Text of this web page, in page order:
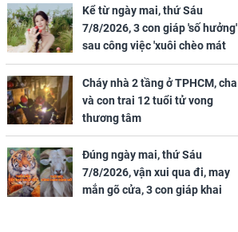
ảm đạm, mọi sự khó thành công
mỹ mãn
Kể từ ngày mai, thứ Sáu
7/8/2026, 3 con giáp 'số hưởng'
sau công việc 'xuôi chèo mát
mái', tiền tài 'thu về như nước',
tình duyên viên mãn
Cháy nhà 2 tầng ở TPHCM, cha
và con trai 12 tuổi tử vong
thương tâm
Đúng ngày mai, thứ Sáu
7/8/2026, vận xui qua đi, may
mắn gõ cửa, 3 con giáp khai